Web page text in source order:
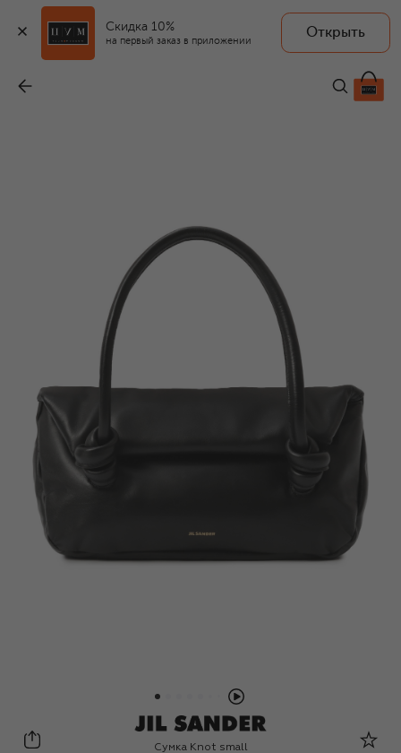
Скидка 10%
на первый заказ в приложении
Открыть
175 500 ₽
Jil Sander
Сумка Knot small